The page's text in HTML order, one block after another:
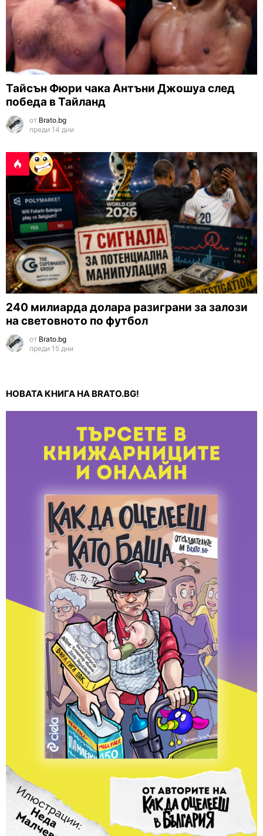
Тайсън Фюри чака Антъни Джошуа след
победа в Тайланд
от Brato.bg
преди 14 дни
240 милиарда долара разиграни за залози
на световното по футбол
от Brato.bg
преди 15 дни
НОВАТА КНИГА НА BRATO.BG!